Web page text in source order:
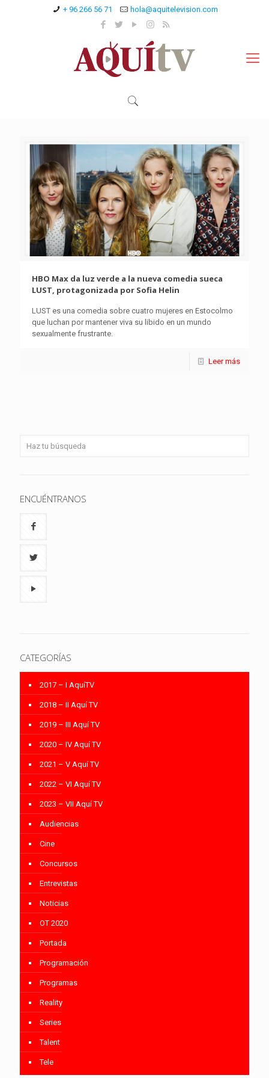
+ 96 266 56 71 hola@aquitelevision.com
HBO Max da luz verde a la nueva comedia sueca
LUST, protagonizada por Sofia Helin
LUST es una comedia sobre cuatro mujeres en Estocolmo
que luchan por mantener viva su libido en un mundo
sexualmente frustrante.
Leer más
ENCUÉNTRANOS
CATEGORÍAS
2017 – I AquíTV
2018 – II Aquí TV
2019 – III Aquí TV
2020 – IV Aquí TV
2021 – V Aquí TV
2022 – VI Aquí TV
2023 – VII Aquí TV
Audiencias
Cine
Concursos
Entrevistas
Noticias
OT 2020
Portada
Programación
Programas
Reality
Series
Talent
Tele